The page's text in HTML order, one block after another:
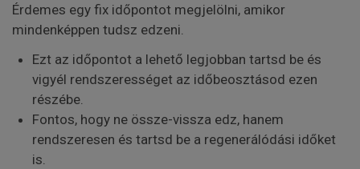
Érdemes egy fix időpontot megjelölni, amikor
mindenképpen tudsz edzeni.
Ezt az időpontot a lehető legjobban tartsd be és
vigyél rendszerességet az időbeosztásod ezen
részébe.
Fontos, hogy ne össze-vissza edz, hanem
rendszeresen és tartsd be a regenerálódási időket
is.